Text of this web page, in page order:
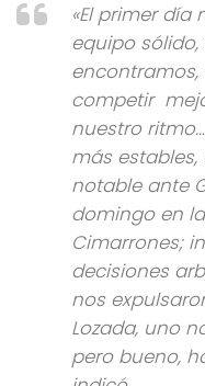
«El primer
equipo
competir
nuestro
más
notable ante
domingo en
Cimarrones;
decisiones
nos
Lozada, uno
pero bueno,